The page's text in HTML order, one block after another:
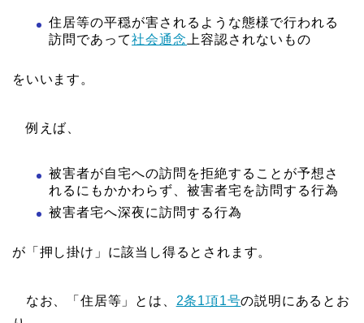
住居等の平穏が害されるような態様で行われる
訪問であって社会通念 上容認されないもの
をいいます。
例えば、
被害者が自宅への訪問を拒絶することが予想さ
れるにもかかわらず、被害者宅を訪問する行為
被害者宅へ深夜に訪問する行為
が「押し掛け」に該当し得るとされます。
なお、「住居等」とは、 2条1項1号の説明にあるとお